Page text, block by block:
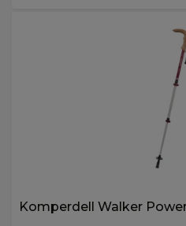
Komperdell Walker